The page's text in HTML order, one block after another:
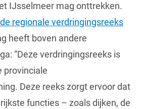
IJsselmeer mag onttrekken.
de regionale verdringingsreeks
heeft boven andere
“Deze verdringingsreeks is
provinciale
Deze reeks zorgt ervoor dat
functies – zoals dijken, de